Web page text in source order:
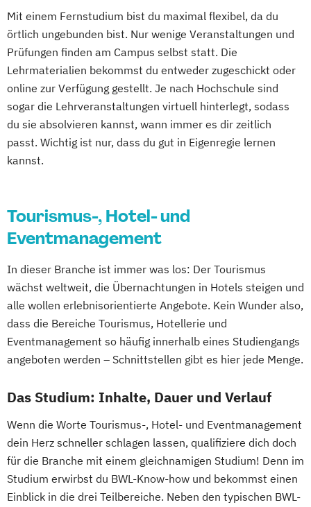
Mit einem Fernstudium bist du maximal flexibel, da du
örtlich ungebunden bist. Nur wenige Veranstaltungen und
Prüfungen finden am Campus selbst statt. Die
Lehrmaterialien bekommst du entweder zugeschickt oder
online zur Verfügung gestellt. Je nach Hochschule sind
sogar die Lehrveranstaltungen virtuell hinterlegt, sodass
du sie absolvieren kannst, wann immer es dir zeitlich
passt. Wichtig ist nur, dass du gut in Eigenregie lernen
kannst.
Tourismus-, Hotel- und
Eventmanagement
In dieser Branche ist immer was los: Der Tourismus
wächst weltweit, die Übernachtungen in Hotels steigen und
alle wollen erlebnisorientierte Angebote. Kein Wunder also,
dass die Bereiche Tourismus, Hotellerie und
Eventmanagement so häufig innerhalb eines Studiengangs
angeboten werden – Schnittstellen gibt es hier jede Menge.
Das Studium: Inhalte, Dauer und Verlauf
Wenn die Worte Tourismus-, Hotel- und Eventmanagement
dein Herz schneller schlagen lassen, qualifiziere dich doch
für die Branche mit einem gleichnamigen Studium! Denn im
Studium erwirbst du BWL-Know-how und bekommst einen
Einblick in die drei Teilbereiche. Neben den typischen BWL-